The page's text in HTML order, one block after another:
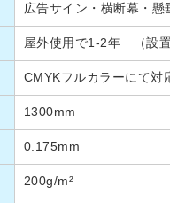
広告サイン・横断幕・懸
屋外使用で1-2年 （設置
CMYKフルカラーにて対
1300mm
0.175mm
200g/m²